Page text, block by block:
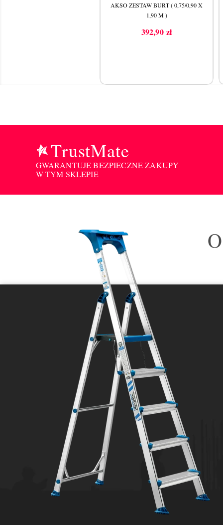
AKSO ZESTAW BURT ( 0,75/0,90 X
1,90 M )
Cena
392,90 zł
TrustMate
GWARANTUJE BEZPIECZNE ZAKUPY
W TYM SKLEPIE